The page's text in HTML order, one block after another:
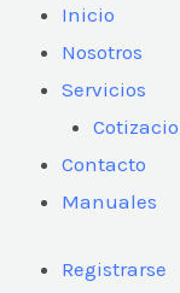
Inicio
Nosotros
Servicios
Contacto
Manuales
Registrarse